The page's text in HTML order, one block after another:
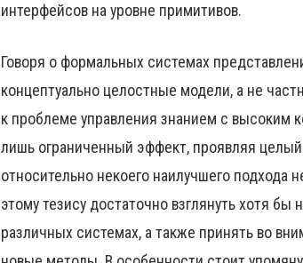
интерфейсов на уровне примитивов.
Говоря о формальных системах
концептуально целостные модели, а не
к проблеме управления знанием с высоким
лишь ограниченный эффект, проявляя
относительно некоего наилучшего подхода
этому тезису достаточно взглянуть хотя
различных системах, а также принять во